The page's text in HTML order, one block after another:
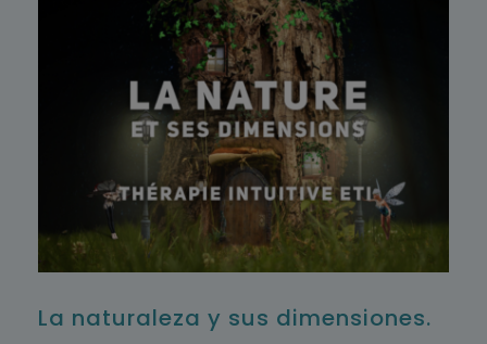
La naturaleza y sus dimensiones.